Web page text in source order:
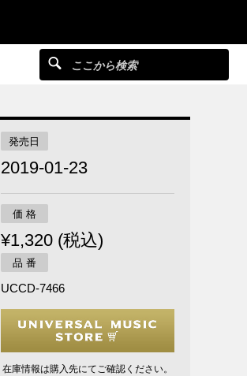
発売日
2019-01-23
価 格
¥1,320 (税込)
品 番
UCCD-7466
在庫情報は購入先にてご確認ください。